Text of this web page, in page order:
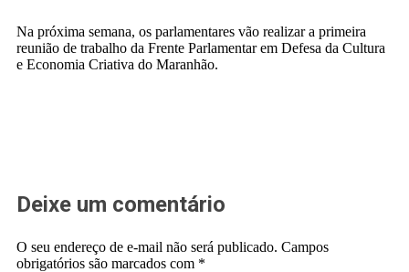
Na próxima semana, os parlamentares vão realizar a primeira
reunião de trabalho da Frente Parlamentar em Defesa da Cultura
e Economia Criativa do Maranhão.
Deixe um comentário
O seu endereço de e-mail não será publicado. Campos
obrigatórios são marcados com *